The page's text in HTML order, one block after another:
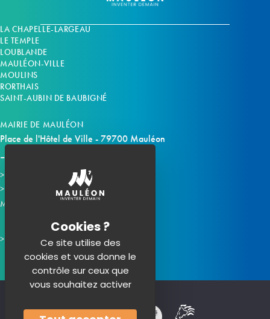
LA CHAPELLE-LARGEAU
LE TEMPLE
LOUBLANDE
MAULÉON-VILLE
MOULINS
RORTHAIS
SAINT-AUBIN DE BAUBIGNÉ
MAIRIE DE MAULÉON
Place de l'Hôtel de Ville - 79700 Mauléon
Horaires d'ouverture
Contacter la mairie
Mauléon sur les réseaux :
Ce site utilise des
cookies et vous donne le
contrôle sur ceux que
vous souhaitez activer